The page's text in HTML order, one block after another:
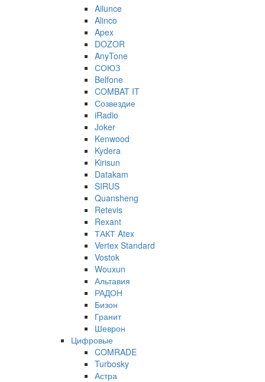
Ailunce
Alinco
Apex
DOZOR
AnyTone
СОЮЗ
Belfone
COMBAT IT
Созвездие
iRadio
Joker
Kenwood
Kydera
Kirisun
Datakam
SIRUS
Quansheng
Retevis
Rexant
ТАКТ Atex
Vertex Standard
Vostok
Wouxun
Альтавия
РАДОН
Бизон
Гранит
Шеврон
Цифровые
COMRADE
Turbosky
Астра